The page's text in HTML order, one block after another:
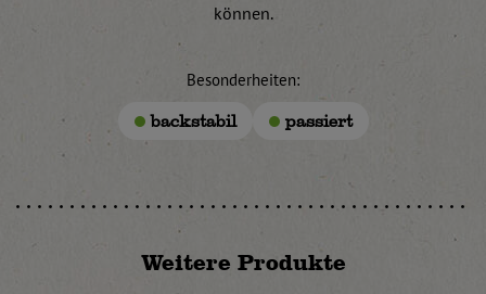
können.
Besonderheiten:
backstabil passiert
Weitere Produkte